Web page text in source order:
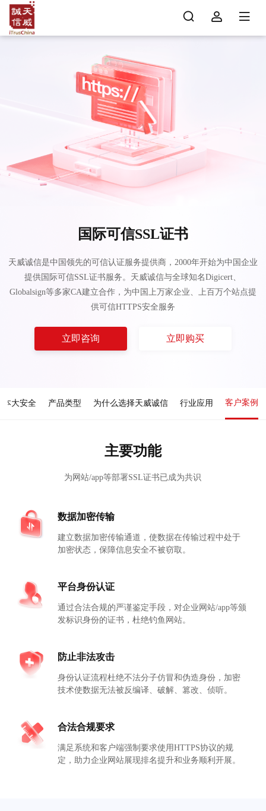
国际可信SSL证书
天威诚信是中国领先的可信认证服务提供商，2000年开始为中国企业
提供国际可信SSL证书服务。天威诚信与全球知名Digicert、
Globalsign等多家CA建立合作，为中国上万家企业、上百万个站点提
供可信HTTPS安全服务
立即咨询 立即购买
本大安全 产品类型 为什么选择天威诚信 行业应用 客户案例
主要功能
为网站/app等部署SSL证书已成为共识
数据加密传输
建立数据加密传输通道，使数据在传输过程中处于
加密状态，保障信息安全不被窃取。
平台身份认证
通过合法合规的严谨鉴定手段，对企业网站/app等颁
发标识身份的证书，杜绝钓鱼网站。
防止非法攻击
身份认证流程杜绝不法分子仿冒和伪造身份，加密
技术使数据无法被反编译、破解、篡改、侦听。
合法合规要求
满足系统和客户端强制要求使用HTTPS协议的规
定，助力企业网站展现排名提升和业务顺利开展。